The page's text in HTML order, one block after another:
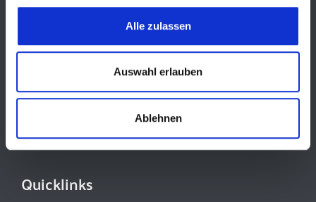
Alle zulassen
Auswahl erlauben
Ablehnen
Kontakt
Niedermünstergasse 1
E-Mail:info(at)bistum-regensburg.de
Quicklinks